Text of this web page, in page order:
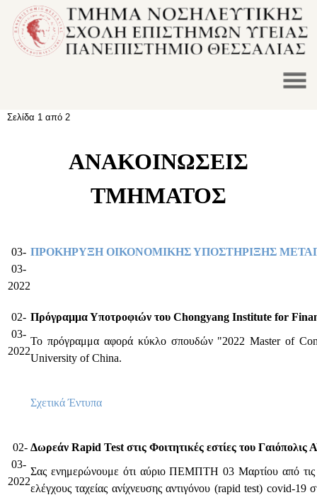
Σελίδα 1 από 2
ΑΝΑΚΟΙΝΩΣΕΙΣ
ΤΜΗΜΑΤΟΣ
03-
03-
2022
ΠΡΟΚΗΡΥΞΗ ΟΙΚΟΝΟΜΙΚΗΣ ΥΠΟΣΤΗΡΙΞΗΣ
02-
03-
2022
Πρόγραμμα Υποτροφιών του Chongyang Institute for
Το πρόγραμμα αφορά κύκλο σπουδών "2022 Master of
University of China.
Σχετικά Έντυπα
02-
03-
2022
Δωρεάν Rapid Test στις Φοιτητικές εστίες του
Σας ενημερώνουμε ότι αύριο ΠΕΜΠΤΗ 03 Μαρτίου από
ελέγχους ταχείας ανίχνευσης αντιγόνου (rapid test) covid-